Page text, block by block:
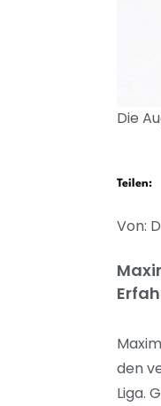
Die
Teilen:
Von:
den
Liga.